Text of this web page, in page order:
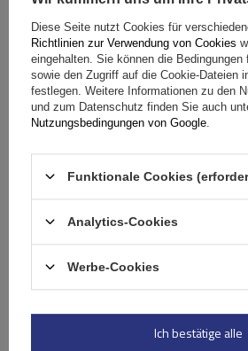
In den
Warenkorb
Diese Seite nutzt Cookies für
Richtlinien zur Verwendung von Cookies
eingehalten. Sie können die Bedingungen
sowie den Zugriff auf die Cookie-Dateien
festlegen. Weitere Informationen zu den
und zum Datenschutz finden Sie auch
Nutzungsbedingungen von Google
Funktionale Cookies
Analytics-Cookies
Werbe-Cookies
Ich bestätige alle